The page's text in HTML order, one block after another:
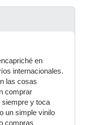
en
internacionales.
las cosas
comprar
siempre y toca
un simple vinilo
compras